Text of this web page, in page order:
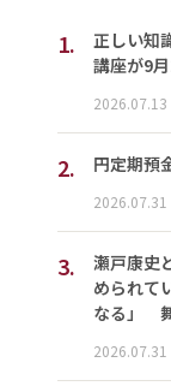
1.
正しい知
講座が9
2026.07.13
2. 円定期預
2026.07.31
3.
瀬戸康史
められて
なる」
2026.07.31